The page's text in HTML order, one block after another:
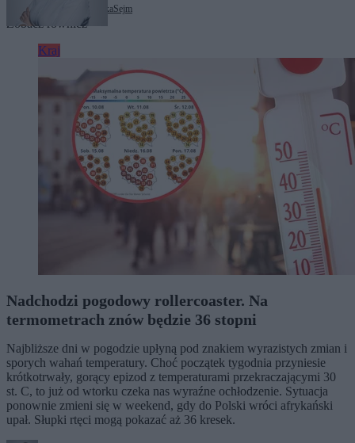
Tagi: politykaSejm
Zobacz również
Kraj
Nadchodzi pogodowy rollercoaster. Na
termometrach znów będzie 36 stopni
Najbliższe dni w pogodzie upłyną pod znakiem wyrazistych zmian i
sporych wahań temperatury. Choć początek tygodnia przyniesie
krótkotrwały, gorący epizod z temperaturami przekraczającymi 30
st. C, to już od wtorku czeka nas wyraźne ochłodzenie. Sytuacja
ponownie zmieni się w weekend, gdy do Polski wróci afrykański
upał. Słupki rtęci mogą pokazać aż 36 kresek.